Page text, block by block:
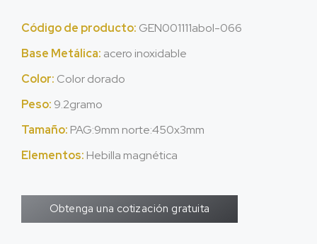
Código de producto: GEN001111abol-066
Base Metálica: acero inoxidable
Color: Color dorado
Peso: 9.2gramo
Tamaño: PAG:9mm norte:450x3mm
Elementos: Hebilla magnética
Obtenga una cotización gratuita